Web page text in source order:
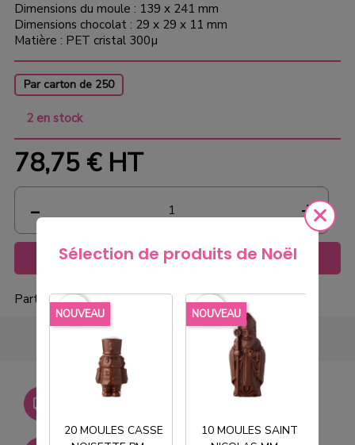
Sélection de produits de Noël
NOUVEAU
20 MOULES CASSE
favorite_border NOUVEAU
10 MOULES SAINT
favorite_border
Dimensions du moule : 139 x 241 mm
Dimensions chocolat : 29 x 29 x 11 mm
Matière : PET cristal 300µ
Par carton de 250
2 en stock
78,75 € HT
Ajouter au panier
Partager
Livraison gratuite dès